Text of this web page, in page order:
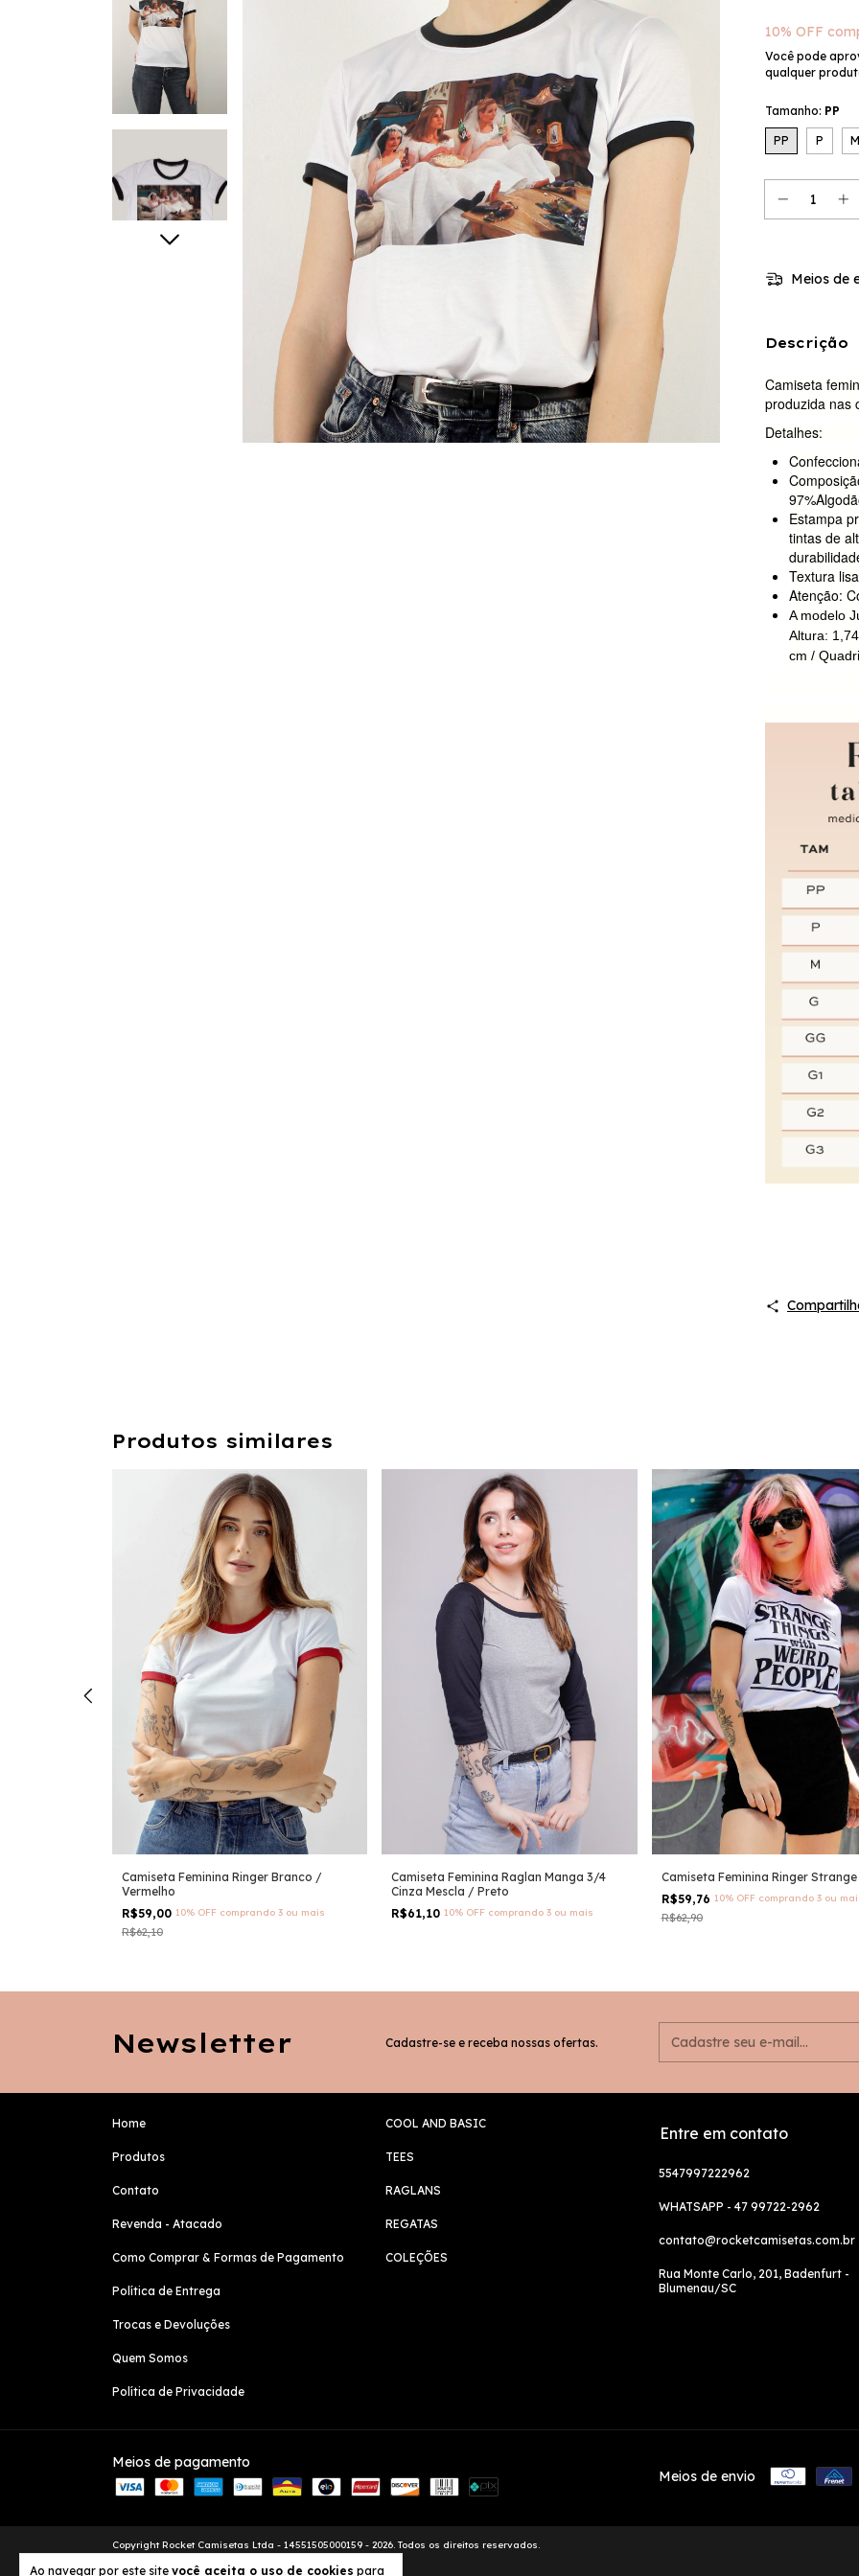
Ao navegar por este site você aceita o uso de cookies para
10% OFF
Você pode
qualquer
Tamanho: PP
PP P M
Meios de
Descrição
Camiseta
produzida nas
Detalhes:
Estampa
tintas de
Textura
Atenção:
A modelo
Altura:
cm /
Produtos similares
Camiseta Feminina Ringer Branco /
Vermelho
R$59,00 10% OFF comprando 3 ou mais
R$62,10
Camiseta Feminina Raglan Manga 3/4
Cinza Mescla / Preto
R$61,1010% OFF comprando 3 ou mais
Camiseta Feminina Ringer Strange
R$59,76 10% OFF comprando 3 ou
R$62,90
Newsletter Cadastre-se e receba nossas ofertas.
Home
Produtos
Contato
Revenda - Atacado
Como Comprar & Formas de Pagamento
Política de Entrega
Trocas e Devoluções
Quem Somos
Política de Privacidade
COOL AND BASIC
TEES
RAGLANS
REGATAS
COLEÇÕES
Entre em contato
5547997222962
WHATSAPP - 47 99722-2962
contato@rocketcamisetas.com.br
Rua Monte Carlo, 201, Badenfurt -
Blumenau/SC
Meios de pagamento
Meios de envio
Copyright Rocket Camisetas Ltda - 14551505000159 - 2026. Todos os direitos reservados.